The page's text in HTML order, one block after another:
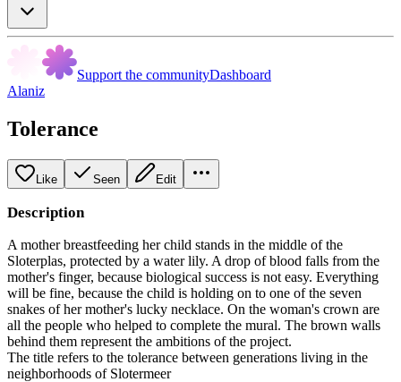
Support the communityDashboard
Alaniz
Tolerance
Like Seen Edit
Description
A mother breastfeeding her child stands in the middle of the
Sloterplas, protected by a water lily. A drop of blood falls from the
mother's finger, because biological success is not easy. Everything
will be fine, because the child is holding on to one of the seven
snakes of her mother's lucky necklace. On the woman's crown are
all the people who helped to complete the mural. The brown walls
behind them represent the ambitions of the project.
The title refers to the tolerance between generations living in the
neighborhoods of Slotermeer